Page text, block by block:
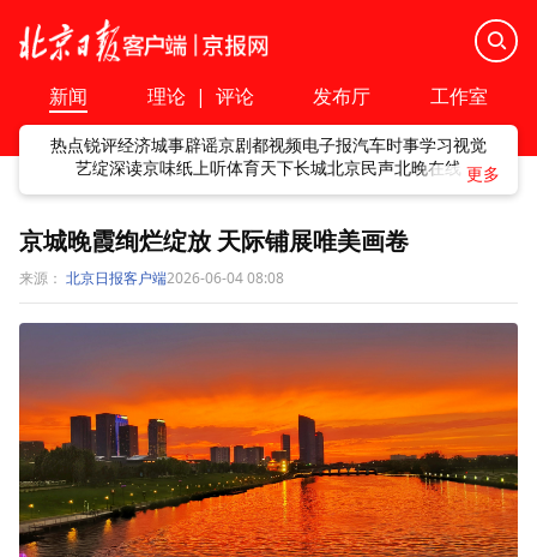
新闻 理论 | 评论 发布厅 工作室
热点锐评经济城事辟谣京剧都视频电子报汽车时事学习视觉
艺绽深读京味纸上听体育天下长城北京民声北晚在线
京城晚霞绚烂绽放 天际铺展唯美画卷
来源： 北京日报客户端2026-06-04 08:08